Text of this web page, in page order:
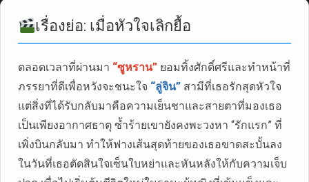
เรื่องย่อ: เมื่อหัวใจเลิกยื้อ
ตลอดเวลาที่ผ่านมา “ซูหราน” ยอมทิ้งศักดิ์ศรีและทำหน้าที่
ภรรยาที่ดีเพื่อหวังจะชนะใจ “ลู่จิน” สามีที่เธอรักสุดหัวใจ
แต่สิ่งที่ได้รับกลับมาคือความเย็นชาและสายตาที่มองเธอ
เป็นเพียงอากาศธาตุ ซ้ำร้ายเขายังคงพะวงหา “รักแรก” ที่
เพิ่งบินกลับมา ทำให้ฟางเส้นสุดท้ายของเธอขาดสะบั้นลง
ในวันที่เธอตัดสินใจเซ็นใบหย่าและหันหลังให้กับความเจ็บ